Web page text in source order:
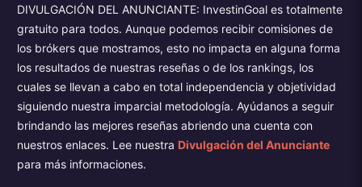
DIVULGACIÓN DEL ANUNCIANTE: InvestinGoal es totalmente
gratuito para todos. Aunque podemos recibir comisiones de
los brókers que mostramos, esto no impacta en alguna forma
los resultados de nuestras reseñas o de los rankings, los
cuales se llevan a cabo en total independencia y objetividad
siguiendo nuestra imparcial metodología. Ayúdanos a seguir
brindando las mejores reseñas abriendo una cuenta con
nuestros enlaces. Lee nuestraDivulgación del Anunciante
para más informaciones.